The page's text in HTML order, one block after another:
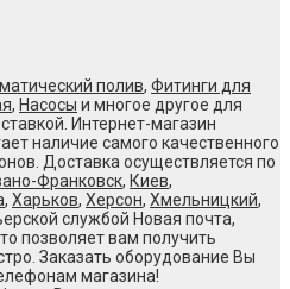
полив, Фитинги для
, Насосы и многое другое для
Интернет-магазин
наличие самого качественного
Доставка осуществляется по
Франковск, Киев,
, Харьков, Херсон, Хмельницкий,
службой Новая почта,
позволяет вам получить
Заказать оборудование Вы
магазина!